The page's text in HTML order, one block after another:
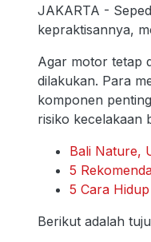
JAKARTA -
kepraktisannya,
Agar motor tetap
dilakukan. Para
komponen
risiko kecelakaan
Bali Nature,
5
5 Cara
Berikut adalah